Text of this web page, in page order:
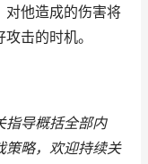
对他造成的伤害将
击的时机。
指导概括全部内
策略，欢迎持续关